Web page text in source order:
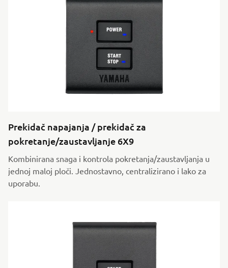
Prekidač napajanja / prekidač za
pokretanje/zaustavljanje 6X9
Kombinirana snaga i kontrola pokretanja/zaustavljanja u
jednoj maloj ploči. Jednostavno, centralizirano i lako za
uporabu.